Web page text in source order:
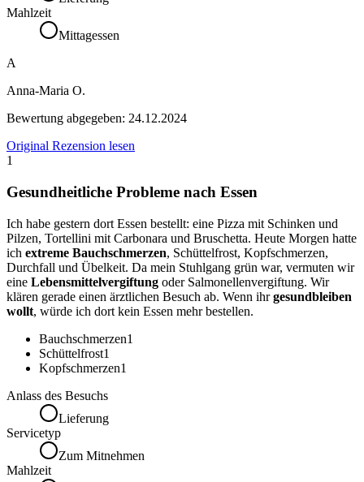
Mahlzeit
Mittagessen
A
Anna-Maria O.
Bewertung abgegeben: 24.12.2024
Original Rezension lesen
1
Gesundheitliche Probleme nach Essen
Ich habe gestern dort Essen bestellt: eine Pizza mit Schinken und
Pilzen, Tortellini mit Carbonara und Bruschetta. Heute Morgen hatte
ich extreme Bauchschmerzen, Schüttelfrost, Kopfschmerzen,
Durchfall und Übelkeit. Da mein Stuhlgang grün war, vermuten wir
eine Lebensmittelvergiftung oder Salmonellenvergiftung. Wir
klären gerade einen ärztlichen Besuch ab. Wenn ihrgesundbleiben
wollt, würde ich dort kein Essen mehr bestellen.
Bauchschmerzen1
Schüttelfrost1
Kopfschmerzen1
Anlass des Besuchs
Lieferung
Servicetyp
Zum Mitnehmen
Mahlzeit